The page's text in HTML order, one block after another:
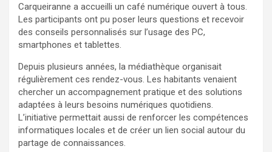
Carqueiranne a accueilli un café numérique ouvert à tous.
Les participants ont pu poser leurs questions et recevoir
des conseils personnalisés sur l’usage des PC,
smartphones et tablettes.
Depuis plusieurs années, la médiathèque organisait
régulièrement ces rendez-vous. Les habitants venaient
chercher un accompagnement pratique et des solutions
adaptées à leurs besoins numériques quotidiens.
L’initiative permettait aussi de renforcer les compétences
informatiques locales et de créer un lien social autour du
partage de connaissances.